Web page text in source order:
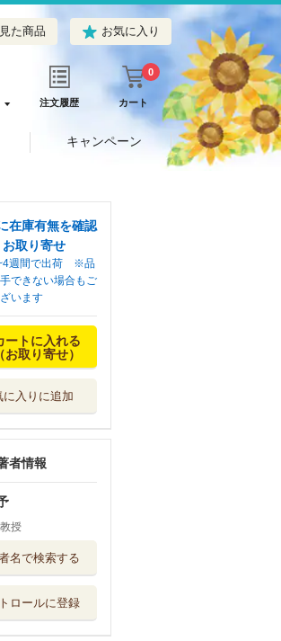
た商品 お気に入り
注文履歴 カート
0
キャンペーン
在庫有無を確認
お取り寄せ
週間で出荷 ※品
できない場合もご
ざいます
ートに入れる
（お取り寄せ）
入りに追加
者情報
授
名で検索する
ロールに登録
訴訟 共有不...
書館情報技術論